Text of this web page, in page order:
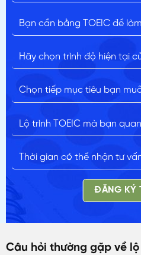
ĐĂNG KÝ
Câu hỏi thường gặp về lộ